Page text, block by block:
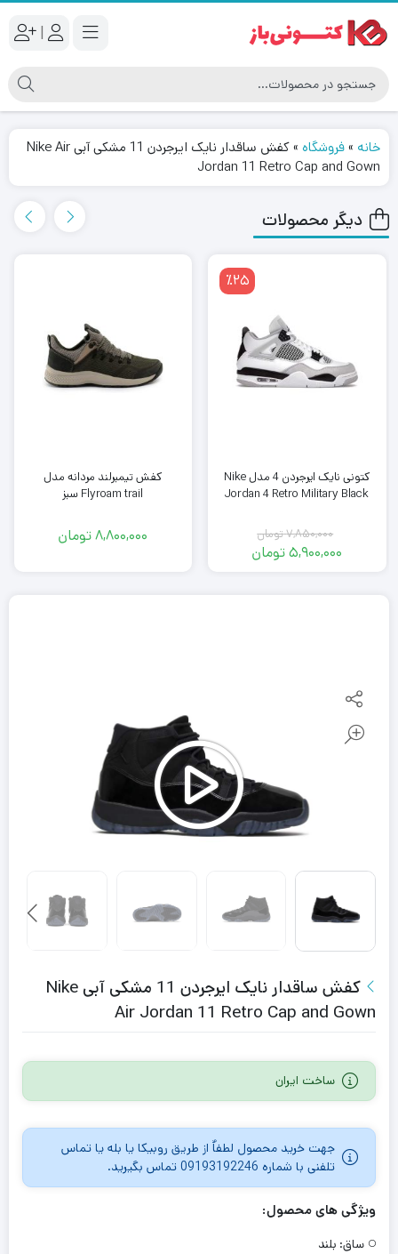
|
خانه »فروشگاه »
کفش ساقدار نایک ایرجردن 11 مشکی آبی Nike Air
Jordan 11 Retro Cap and Gown
دیگر محصولات
٪25
کتونی نایک ایرجردن 4 مدل Nike
Jordan 4 Retro Military Black
7,850,000تومان
قیمت5,900,000تومان
کفش تیمبرلند مردانه مدل
Flyroam trail سبز
8,800,000تومان
کفش ساقدار نایک ایرجردن 11 مشکی آبی Nike
Air Jordan 11 Retro Cap and Gown
ساخت ایران
جهت خرید محصول لطفاٌ از طریق روبیکا یا بله یا تماس
تلفنی با شماره 09193192246 تماس بگیرید.
ویژگی های محصول:
ساق: بلند